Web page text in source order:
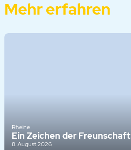
Mehr erfahren
Rheine
Ein Zeichen der Freunschaft
8. August 2026